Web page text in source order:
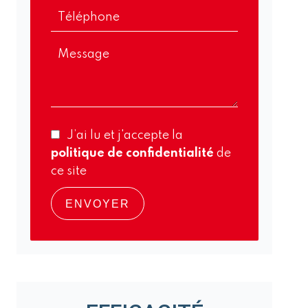
J’ai lu et j'accepte la
politique de confidentialité de
ce site
ENVOYER